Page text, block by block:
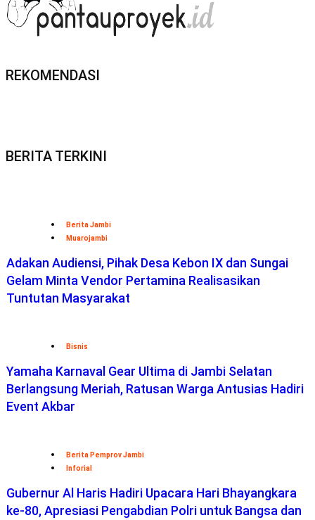
REKOMENDASI
BERITA TERKINI
Berita Jambi
Muarojambi
Adakan Audiensi, Pihak Desa Kebon IX dan Sungai
Gelam Minta Vendor Pertamina Realisasikan
Tuntutan Masyarakat
Bisnis
Yamaha Karnaval Gear Ultima di Jambi Selatan
Berlangsung Meriah, Ratusan Warga Antusias Hadiri
Event Akbar
Berita Pemprov Jambi
Inforial
Gubernur Al Haris Hadiri Upacara Hari Bhayangkara
ke-80, Apresiasi Pengabdian Polri untuk Bangsa dan